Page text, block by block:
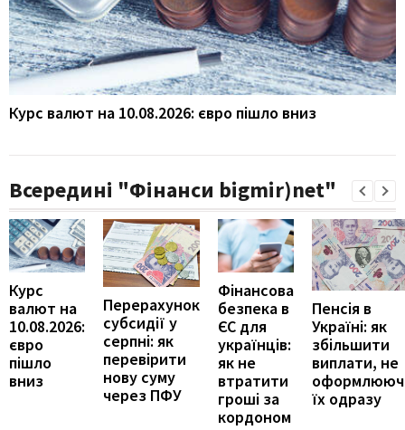
Курс валют на 10.08.2026: євро пішло вниз
Всередині "Фінанси bigmir)net"
Курс
валют на
10.08.2026:
євро
пішло
вниз
Перерахунок
субсидії у
серпні: як
перевірити
нову суму
через ПФУ
Фінансова
безпека в
ЄС для
українців:
як не
втратити
гроші за
кордоном
Пенсія в
Україні: як
збільшити
виплати, не
їх одразу